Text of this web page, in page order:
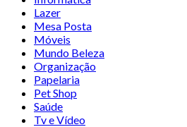
Lazer
Mesa Posta
Móveis
Mundo Beleza
Organização
Papelaria
Pet Shop
Saúde
Tv e Vídeo